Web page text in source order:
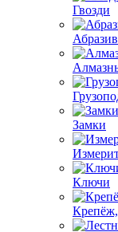
Гвозди
Замки
Ключи